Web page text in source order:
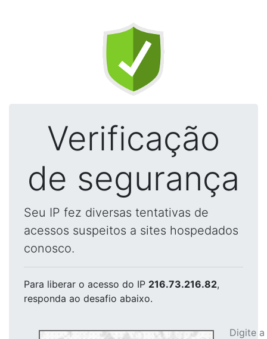
Verificação
de segurança
Seu IP fez diversas tentativas de
acessos suspeitos a sites hospedados
conosco.
Para liberar o acesso do IP 216.73.216.82,
responda ao desafio abaixo.
Digite